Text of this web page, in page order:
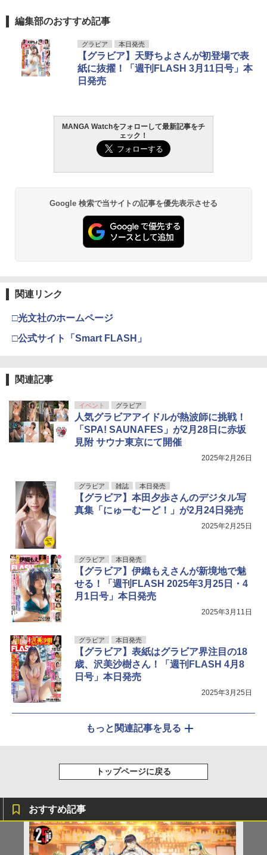
編集部のおすすめ記事
グラビア 本日発売
【グラビア】天野ちよさんが初登場で表
紙に抜擢！「週刊FLASH 3月11日号」本
日発売
MANGA Watchをフォローして最新記事をチ
ェック！
Google 検索で当サイトの記事を優先表示させる
関連リンク
□光文社のホームページ
□公式サイト「Smart FLASH」
関連記事
イベント グラビア
人気グラビアアイドルが熱波師に挑戦！
「SPA! SAUNAFES」が2月28日に赤坂
見附 サウナ東京にて開催
2025年2月26日
グラビア 雑誌 本日発売
【グラビア】本田夕歩さんのデジタル写
真集「にゅーむーど！」が2月24日発売
2025年2月25日
グラビア 本日発売
【グラビア】伊織もえさんが新境地で魅
せる！「週刊FLASH 2025年3月25日・4
月1日号」本日発売
2025年3月11日
グラビア 本日発売
【グラビア】表紙はグラビア界注目の18
歳、沢美沙樹さん！「週刊FLASH 4月8
日号」本日発売
2025年3月25日
もっと関連記事を見る
トップページに戻る
おすすめ記事